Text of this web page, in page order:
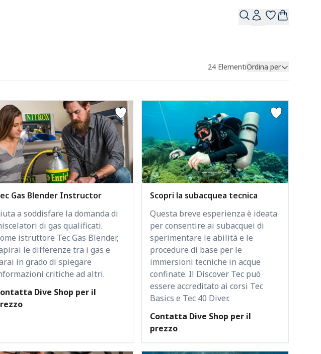
24 ElementiOrdina per
Gas Blender Instructor
a soddisfare la domanda di
di gas qualificati.
istruttore Tec Gas Blender,
le differenze tra i gas e
in grado di spiegare
critiche ad altri.
Dive Shop per il
Scopri la subacquea tecnica
Questa breve esperienza è ideata
per consentire ai subacquei di
sperimentare le abilità e le
procedure di base per le
immersioni tecniche in acque
confinate. Il Discover Tec può
essere accreditato ai corsi Tec
Basics e Tec 40 Diver.
Contatta Dive Shop per il
prezzo